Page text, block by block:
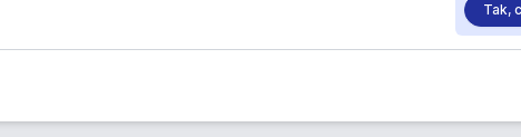
Tak,